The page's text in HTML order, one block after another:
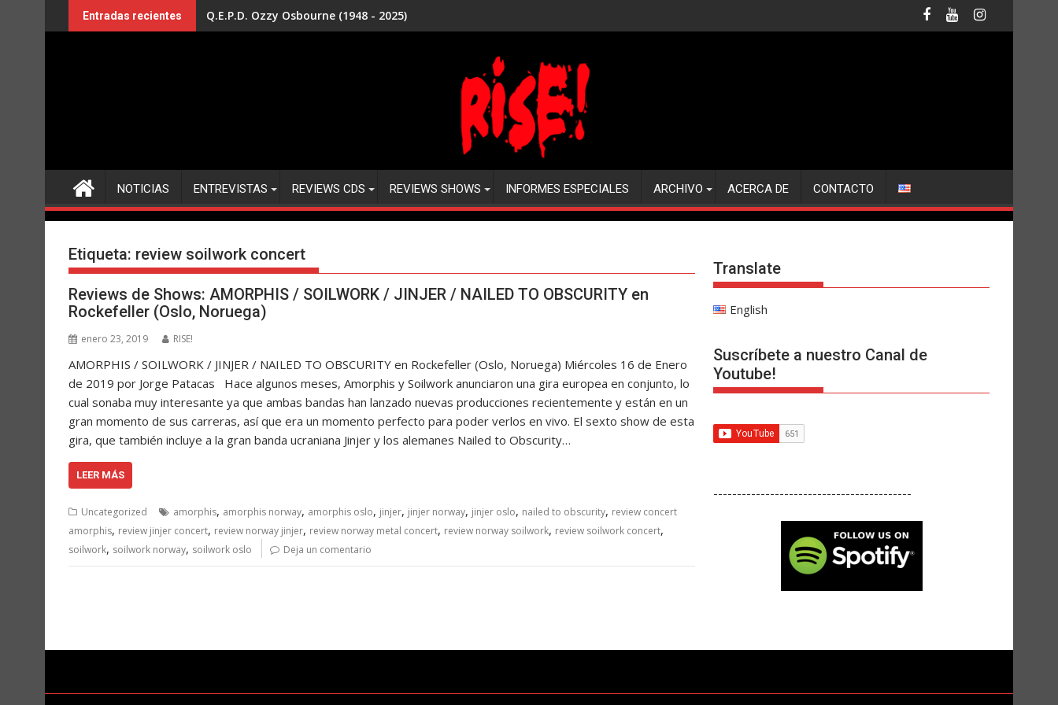
al
Entradas recientes Q.E.P.D. Ozzy Osbourne (1948 - 2025)
NOTICIAS ENTREVISTAS REVIEWS CDS REVIEWS SHOWS INFORMES ESPECIALES ARCHIVO ACERCA DE CONTACTO
Etiqueta: review soilwork concert
Reviews de Shows: AMORPHIS / SOILWORK / JINJER / NAILED TO OBSCURITY en
Rockefeller (Oslo, Noruega)
enero 23, 2019 RISE!
AMORPHIS / SOILWORK / JINJER / NAILED TO OBSCURITY en Rockefeller (Oslo, Noruega) Miércoles 16 de Enero
de 2019 por Jorge Patacas Hace algunos meses, Amorphis y Soilwork anunciaron una gira europea en conjunto, lo
cual sonaba muy interesante ya que ambas bandas han lanzado nuevas producciones recientemente y están en un
gran momento de sus carreras, así que era un momento perfecto para poder verlos en vivo. El sexto show de esta
gira, que también incluye a la gran banda ucraniana Jinjer y los alemanes Nailed to Obscurity…
LEER MÁS
Uncategorized amorphis, amorphis norway, amorphis oslo, jinjer, jinjer norway, jinjer oslo, nailed to obscurity, review concert
amorphis, review jinjer concert, review norway jinjer, review norway metal concert, review norway soilwork, review soilwork concert,
soilwork, soilwork norway, soilwork oslo Deja un comentario
Translate
English
Suscríbete a nuestro Canal de
Youtube!
------------------------------------------